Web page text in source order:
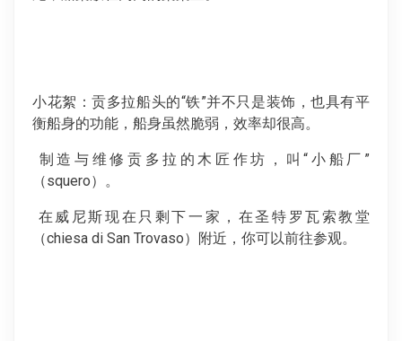
小花絮：贡多拉船头的“铁”并不只是装饰，也具有平
衡船身的功能，船身虽然脆弱，效率却很高。
制造与维修贡多拉的木匠作坊，叫“小船厂”
（squero）。
在威尼斯现在只剩下一家，在圣特罗瓦索教堂
（chiesa di San Trovaso）附近，你可以前往参观。